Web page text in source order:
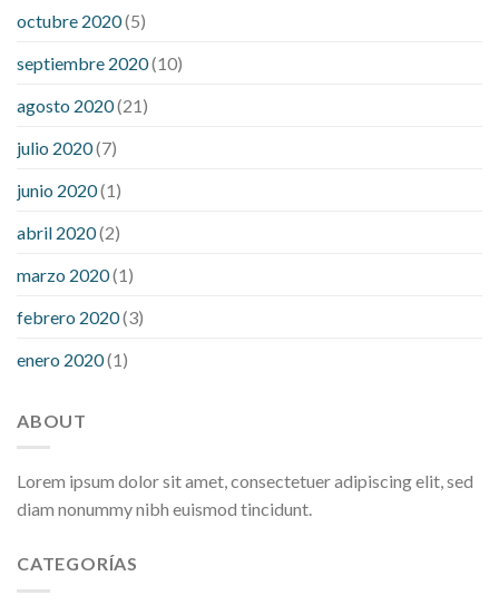
octubre 2020(5)
septiembre 2020(10)
agosto 2020(21)
julio 2020(7)
junio 2020(1)
abril 2020(2)
marzo 2020(1)
febrero 2020(3)
enero 2020(1)
ABOUT
Lorem ipsum dolor sit amet, consectetuer adipiscing elit, sed
diam nonummy nibh euismod tincidunt.
CATEGORÍAS